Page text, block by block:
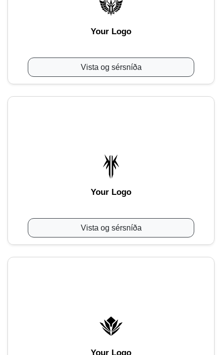
Your Logo
Vista og sérsníða
Your Logo
Vista og sérsníða
Your Logo